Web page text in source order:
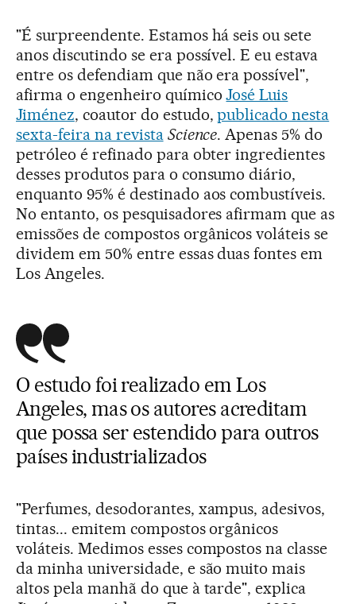
"É surpreendente. Estamos há seis ou sete
anos discutindo se era possível. E eu estava
entre os defendiam que não era possível",
afirma o engenheiro químicoJosé Luis
Jiménez, coautor do estudo,publicado nesta
sexta-feira na revista Science. Apenas 5% do
petróleo é refinado para obter ingredientes
desses produtos para o consumo diário,
enquanto 95% é destinado aos combustíveis.
No entanto, os pesquisadores afirmam que as
emissões de compostos orgânicos voláteis se
dividem em 50% entre essas duas fontes em
Los Angeles.
O estudo foi realizado em Los
Angeles, mas os autores acreditam
que possa ser estendido para outros
países industrializados
"Perfumes, desodorantes, xampus, adesivos,
tintas... emitem compostos orgânicos
voláteis. Medimos esses compostos na classe
da minha universidade, e são muito mais
altos pela manhã do que à tarde", explica